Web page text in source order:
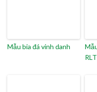
Mẫu bia đá vinh danh